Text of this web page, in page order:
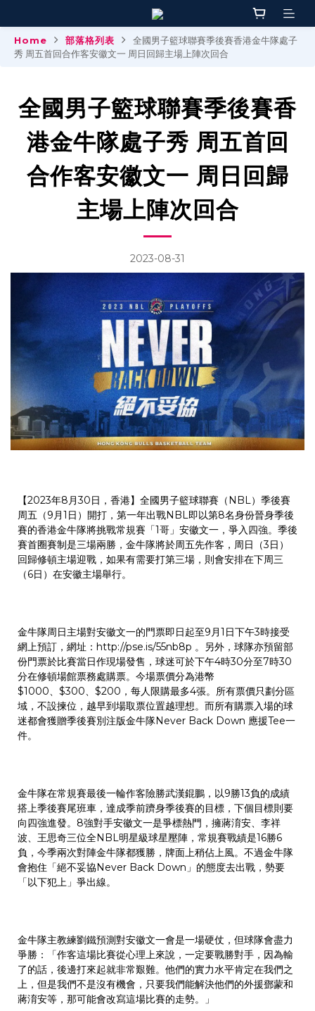
Home 部落格列表
全國男子籃球聯賽季後賽香港金牛隊處子
秀 周五首回合作客安徽文一 周日回歸主場上陣次回合
全國男子籃球聯賽季後賽香
港金牛隊處子秀 周五首回
合作客安徽文一 周日回歸
主場上陣次回合
2023-08-31
【2023年8月30日，香港】全國男子籃球聯賽（NBL）季後賽
周五（9月1日）開打，第一年出戰NBL即以第8名身份晉身季後
賽的香港金牛隊將挑戰常規賽「1哥」安徽文一，爭入四強。季後
賽首圈賽制是三場兩勝，金牛隊將於周五先作客，周日（3日）
回歸修頓主場迎戰，如果有需要打第三場，則會安排在下周三
（6日）在安徽主場舉行。
金牛隊周日主場對安徽文一的門票即日起至9月1日下午3時接受
網上預訂，網址： http://pse.is/55nb8p 。另外，球隊亦預留部
份門票於比賽當日作現場發售，球迷可於下午4時30分至7時30
分在修頓場館票務處購票。今場票價分為港幣
$1000、$300、$200，每人限購最多4張。所有票價只劃分區
域，不設揀位，越早到場取票位置越理想。而所有購票入場的球
迷都會獲贈季後賽別注版金牛隊Never Back Down 應援Tee一
件。
金牛隊在常規賽最後一輪作客險勝武漢錕鵬，以9勝13負的成績
搭上季後賽尾班車，達成季前躋身季後賽的目標，下個目標則要
向四強進發。8強對手安徽文一是爭標熱門，擁蔣淯安、李祥
波、王思奇三位全NBL明星級球星壓陣，常規賽戰績是16勝6
負，今季兩次對陣金牛隊都獲勝，牌面上稍佔上風。不過金牛隊
會抱住「絕不妥協Never Back Down」的態度去出戰，勢要
「以下犯上」爭出線。
金牛隊主教練劉鐵預測對安徽文一會是一場硬仗，但球隊會盡力
爭勝：「作客這場比賽從心理上來說，一定要戰勝對手，因為輸
了的話，後邊打來起就非常艱難。他們的實力水平肯定在我們之
上，但是我們不是沒有機會，只要我們能解決他們的外援鄧蒙和
蔣淯安等，那可能會改寫這場比賽的走勢。」